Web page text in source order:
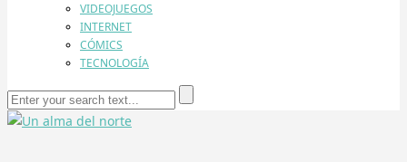
VIDEOJUEGOS
INTERNET
CÓMICS
TECNOLOGÍA